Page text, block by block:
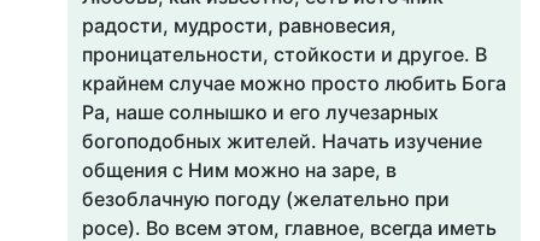
радости, мудрости, равновесия,
проницательности, стойкости и другое. В
крайнем случае можно просто любить Бога
Ра, наше солнышко и его лучезарных
богоподобных жителей. Начать изучение
общения с Ним можно на заре, в
безоблачную погоду (желательно при
росе). Во всем этом, главное, всегда иметь